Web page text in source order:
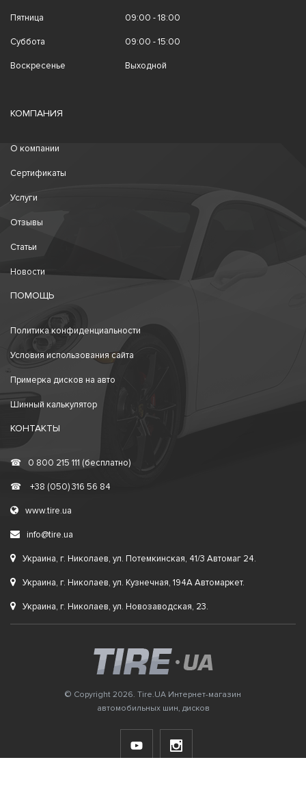
Пятница 09:00 - 18:00
Суббота 09:00 - 15:00
Воскресенье Выходной
КОМПАНИЯ
О компании
Сертификаты
Услуги
Отзывы
Статьи
Новости
ПОМОЩЬ
Политика конфиденциальности
Условия использования сайта
Примерка дисков на авто
Шинный калькулятор
КОНТАКТЫ
☎ 0 800 215 111 (бесплатно)
☎ +38 (050) 316 56 84
www.tire.ua
info@tire.ua
Украина, г. Николаев, ул. Потемкинская, 41/3 Автомаг 24.
Украина, г. Николаев, ул. Кузнечная, 194А Автомаркет.
Украина, г. Николаев, ул. Новозаводская, 23.
© Copyright 2026. Tire.UA Интернет-магазин
автомобильных шин, дисков